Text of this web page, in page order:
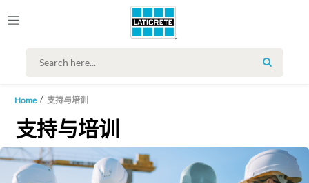
SEARCH
Home 支持与培训
支持与培训